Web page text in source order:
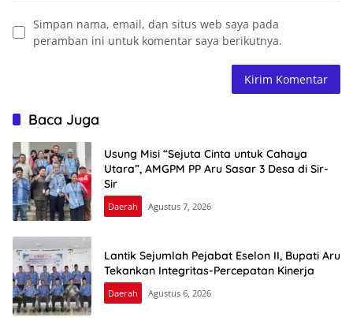
Simpan nama, email, dan situs web saya pada
peramban ini untuk komentar saya berikutnya.
Baca Juga
Usung Misi “Sejuta Cinta untuk Cahaya
Utara”, AMGPM PP Aru Sasar 3 Desa di Sir-
Sir
Daerah Agustus 7, 2026
Lantik Sejumlah Pejabat Eselon II, Bupati Aru
Tekankan Integritas-Percepatan Kinerja
Daerah Agustus 6, 2026